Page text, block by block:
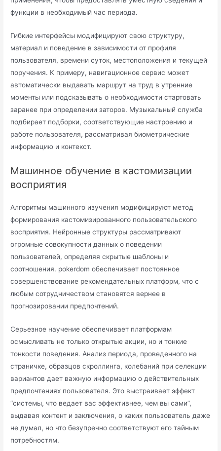
функции в необходимый час периода.
Гибкие интерфейсы модифицируют свою структуру,
материал и поведение в зависимости от профиля
пользователя, времени суток, местоположения и текущей
поручения. К примеру, навигационное сервис может
автоматически выдавать маршрут на труд в утренние
моменты или подсказывать о необходимости стартовать
заранее при определении заторов. Музыкальный служба
подбирает подборки, соответствующие настроению и
работе пользователя, рассматривая биометрические
информацию и контекст.
Машинное обучение в кастомизации
восприятия
Алгоритмы машинного изучения модифицируют метод
формирования кастомизированного пользовательского
восприятия. Нейронные структуры рассматривают
огромные совокупности данных о поведении
пользователей, определяя скрытые шаблоны и
соотношения. pokerdom обеспечивает постоянное
совершенствование рекомендательных платформ, что с
любым сотрудничеством становятся вернее в
прогнозировании предпочтений.
Серьезное научение обеспечивает платформам
осмысливать не только открытые акции, но и тонкие
тонкости поведения. Анализ периода, проведенного на
страничке, образцов скроллинга, колебаний при селекции
вариантов дает важную информацию о действительных
предпочтениях пользователя. Это выстраивает эффект
“системы, что ведает вас эффективнее, чем вы сами”,
выдавая контент и заключения, о каких пользователь даже
не думал, но что безупречно соответствуют его тайным
потребностям.